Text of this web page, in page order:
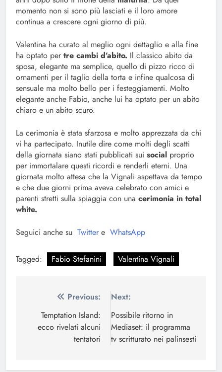
momento non si sono più lasciati e il loro amore
continua a crescere ogni giorno di più.
Valentina ha curato al meglio ogni dettaglio e alla fine
ha optato per tre cambi d’abito. Il classico abito da
sposa, elegante ma semplice, quello di pizzo ricco di
ornamenti per il taglio della torta e infine qualcosa di
sensuale ma molto bello per i festeggiamenti. Molto
elegante anche Fabio, anche lui ha optato per un abito
chiaro e un abito scuro.
La cerimonia è stata sfarzosa e molto apprezzata da chi
vi ha partecipato. Inutile dire come molti degli scatti
della giornata siano stati pubblicati sui social proprio
per immortalare questi ricordi e renderli eterni. Una
giornata molto attesa che la Vignali aspettava da tempo
e che due giorni prima aveva celebrato con amici e
parenti stretti sulla spiaggia con una cerimonia in total
white.
Seguici anche su Twitter e WhatsApp
Tagged: Fabio Stefanini Valentina Vignali
Navigazione
articoli
Previous:
Temptation Island:
ecco rivelati alcuni
tentatori
Next:
Possibile ritorno in
Mediaset: il programma
tv scritturato nei palinsesti